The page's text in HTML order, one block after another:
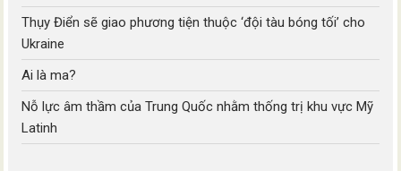
Thụy Điển sẽ giao phương tiện thuộc ‘đội tàu bóng tối’ cho
Ukraine
Ai là ma?
Nỗ lực âm thầm của Trung Quốc nhằm thống trị khu vực Mỹ
Latinh